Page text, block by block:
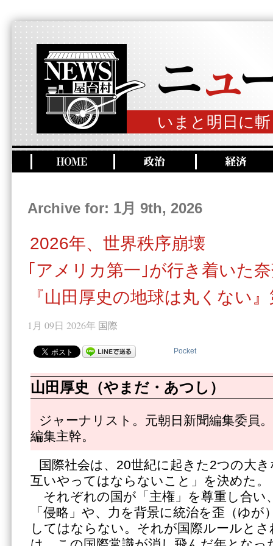
いまと明日に
Archive for: 1月 9th, 2026
2026年、世界秩序崩壊
｢アメリカ第一｣が行き着いた
『山田厚史の地球は丸くない
1月 09日 2026年 国際
Pocket
山田厚史（やまだ・あつし）
ジャーナリスト。元朝日新聞編集委員
編集主幹。
国際社会は、20世紀に起きた2つの大
互いやってはならないこと」を決めた。
それぞれの国が「主権」を尊重し合い
「侵略」や、力を背景に統治を歪（ゆが
してはならない。それが国際ルールと